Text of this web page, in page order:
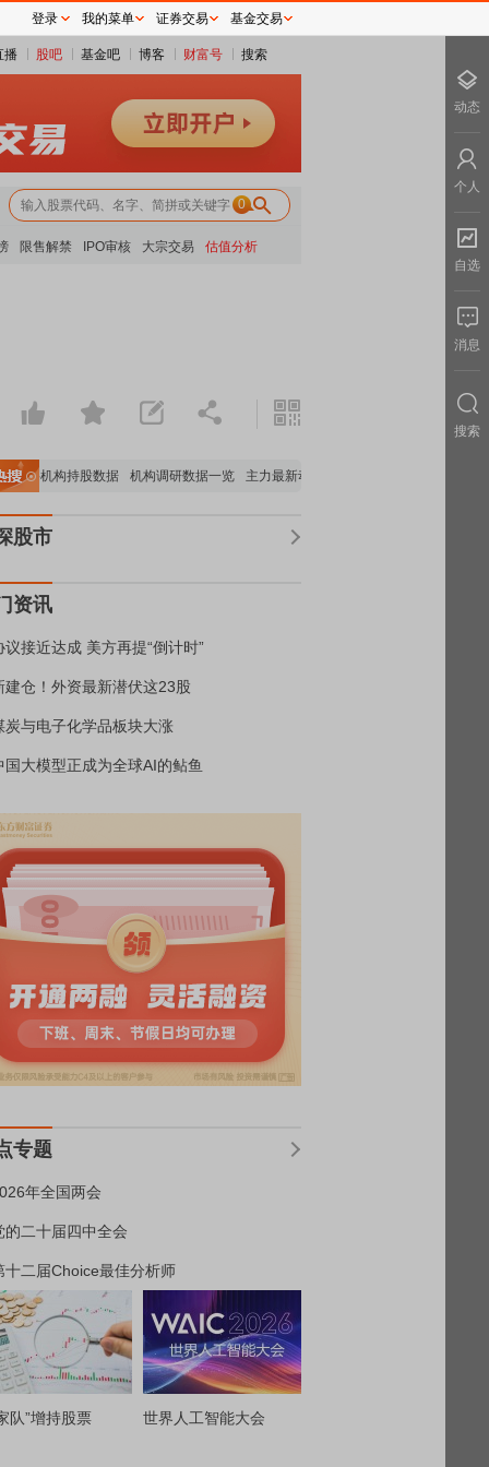
播 股吧 基金吧 博客 财富号 搜索
0
限售解禁 IPO审核 大宗交易 估值分析
重要机构持股数据 机构调研数据一览 主力最新动向
股市
资讯
议接近达成 美方再提“倒计时”
建仓！外资最新潜伏这23股
炭与电子化学品板块大涨
国大模型正成为全球AI的鲇鱼
专题
年全国两会
的二十届四中全会
十二届Choice最佳分析师
队”增持股票 世界人工智能大会
登录 我的菜单 证券交易 基金交易
动态
个人
自选
消息
搜索